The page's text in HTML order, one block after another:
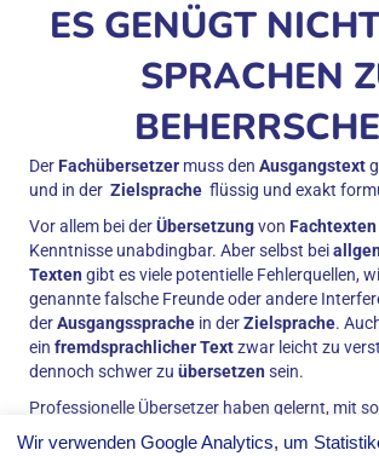
ES GENÜGT
SPRACHEN
Der Fachübersetzer muss den Ausgangstext
und in der Zielsprache flüssig und exakt
Vor allem bei derÜbersetzungvon Fachtexten
Kenntnisse unabdingbar. Aber selbst bei
Texten gibt es viele potentielle Fehlerquellen,
genannte falsche Freunde oder andere
derAusgangssprache in derZielsprache.
ein fremdsprachlicher Textzwar leicht zu
dennoch schwer zu übersetzen sein.
Professionelle Übersetzer haben gelernt, mit
routinemäßig umzugehen. Vertrauen Sie
Wir verwenden Google Analytics, um